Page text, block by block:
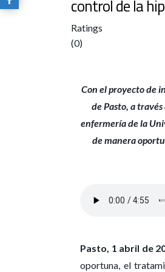
control de la
Ratings
(0)
Con el proyecto de
de Pasto, a
enfermería de la
de manera
Pasto, 1 abril de
oportuna, el